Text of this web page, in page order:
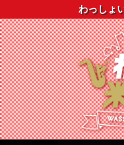
わっしょ